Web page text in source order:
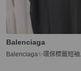
Balenciaga
Balenciaga✨環保標籤短